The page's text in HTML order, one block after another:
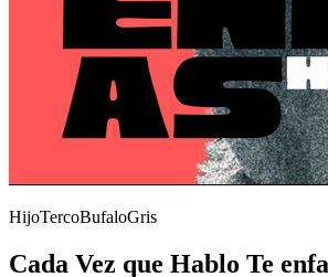
HijoTercoBufaloGris
Cada Vez que Hablo Te